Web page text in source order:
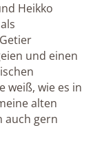
Heikko
und einen
weiß, wie es in
alten
auch gern